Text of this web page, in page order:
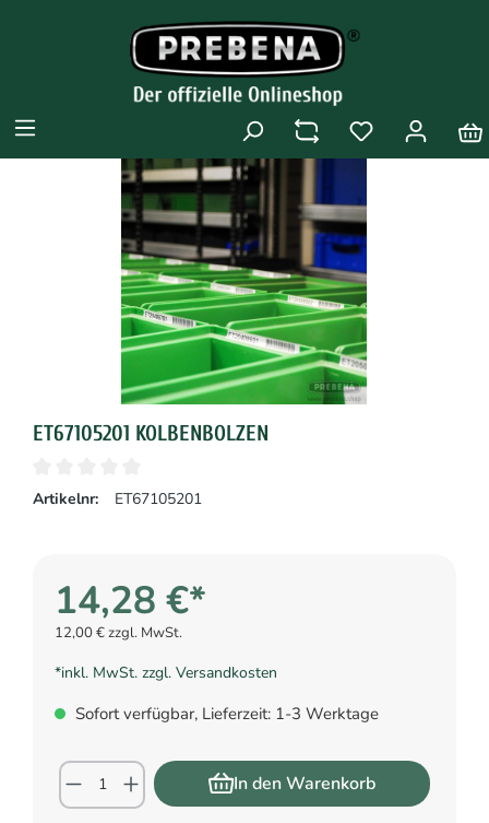
ET67105201 KOLBENBOLZEN
Artikelnr: ET67105201
14,28 €*
12,00 € zzgl. MwSt.
*inkl. MwSt. zzgl. Versandkosten
Sofort verfügbar, Lieferzeit: 1-3 Werktage
In den Warenkorb